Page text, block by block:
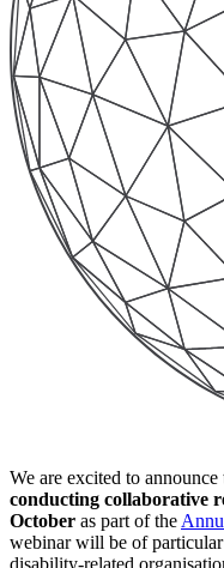
We are excited to
conducting collaborative
October as part of the
webinar will be of particular
disability-related